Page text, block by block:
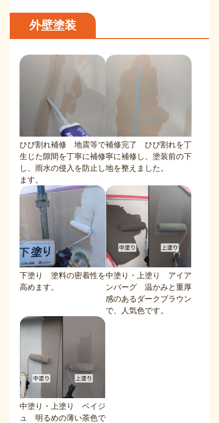
外壁塗装
ひび割れ補修 地震等で
生じた隙間を丁寧に補修
し、雨水の侵入を防止し
ます。
補修完了 ひび割れを丁
寧に補修し、塗装前の下
地を整えました。
下塗り 塗料の密着性を
高めます。
中塗り・上塗り アイア
ンバーグ 温かみと重厚
感のあるダークブラウン
で、人気色です。
中塗り・上塗り ベイジ
ュ 明るめの薄い茶色で